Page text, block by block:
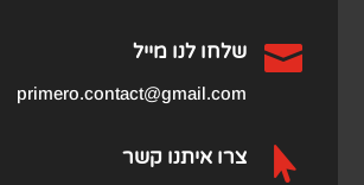
 שלחו לנו מייל
primero.contact@gmail.com
 צרו איתנו קשר